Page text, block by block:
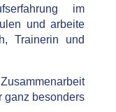
im
und arbeite
Trainerin und
ganz besonders